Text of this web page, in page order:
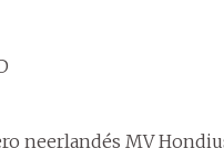
neerlandés MV